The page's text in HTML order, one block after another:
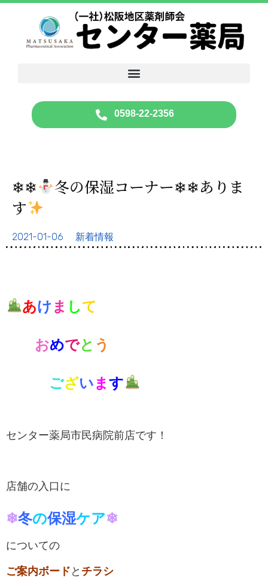
0598-22-2356
❄❄
冬の保湿コーナー❄❄ありま
す
2021-01-06 新着情報
あけ ま して
おめでと う
ございま す
セ ンター薬局市民病院前店です！
店舗の入口に
❄冬の保湿ケア❄
についての
ご案内ボード と チラシ